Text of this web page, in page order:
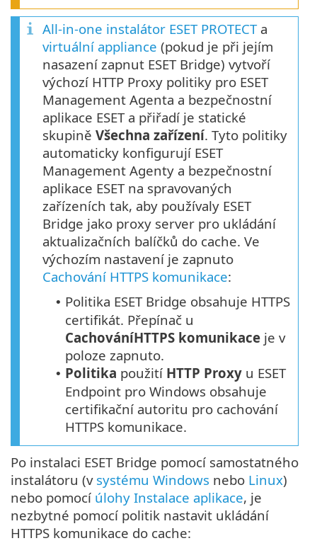
All-in-one instalátor ESET PROTECTa
virtuální appliance (pokud je při jejím
nasazení zapnut ESET Bridge) vytvoří
výchozí HTTP Proxy politiky pro ESET
Management Agenta a bezpečnostní
aplikace ESET a přiřadí je statické
skupině Všechna zařízení. Tyto politiky
automaticky konfigurují ESET
Management Agenty a bezpečnostní
aplikace ESET na spravovaných
zařízeních tak, aby používaly ESET
Bridge jako proxy server pro ukládání
aktualizačních balíčků do cache. Ve
výchozím nastavení je zapnuto
Cachování HTTPS komunikace:
• Politika ESET Bridge obsahuje HTTPS
certifikát. Přepínač u
CachováníHTTPS komunikace je v
poloze zapnuto.
• Politika použití HTTP Proxy u ESET
Endpoint pro Windows obsahuje
certifikační autoritu pro cachování
HTTPS komunikace.
Po instalaci ESET Bridge pomocí samostatného
instalátoru (v systému Windows nebo Linux)
nebo pomocí úlohy Instalace aplikace, je
nezbytné pomocí politik nastavit ukládání
HTTPS komunikace do cache: